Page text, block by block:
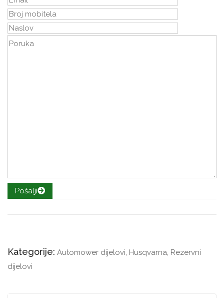
Pošalji
Kategorije: Automower dijelovi, Husqvarna, Rezervni
dijelovi